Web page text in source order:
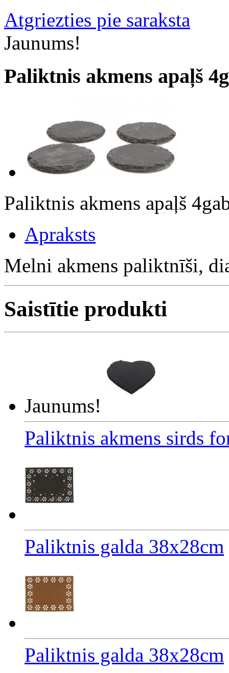
Atgriezties pie saraksta
Jaunums!
Paliktnis akmens apaļš
Paliktnis akmens apaļš
Apraksts
Melni akmens paliktnīši,
Saistītie produkti
Jaunums!
Paliktnis akmens sirds
Paliktnis galda 38x28cm
Paliktnis galda 38x28cm